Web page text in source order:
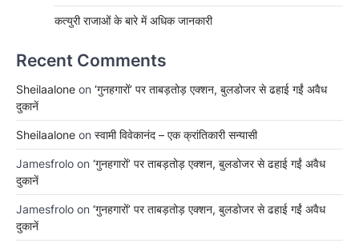
कत्युरी राजाओं के बारे में अधिक जानकारी
Recent Comments
Sheilaalone on ‘गुनहगारों’ पर ताबड़तोड़ एक्शन, बुलडोजर से ढहाई गईं अवैध
दुकानें
Sheilaalone on स्वामी विवेकानंद – एक क्रांतिकारी सन्यासी
Jamesfrolo on ‘गुनहगारों’ पर ताबड़तोड़ एक्शन, बुलडोजर से ढहाई गईं अवैध
दुकानें
Jamesfrolo on ‘गुनहगारों’ पर ताबड़तोड़ एक्शन, बुलडोजर से ढहाई गईं अवैध
दुकानें